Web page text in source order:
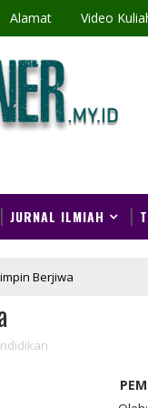
Alamat Video
JURNAL ILMIAH
Berjiwa